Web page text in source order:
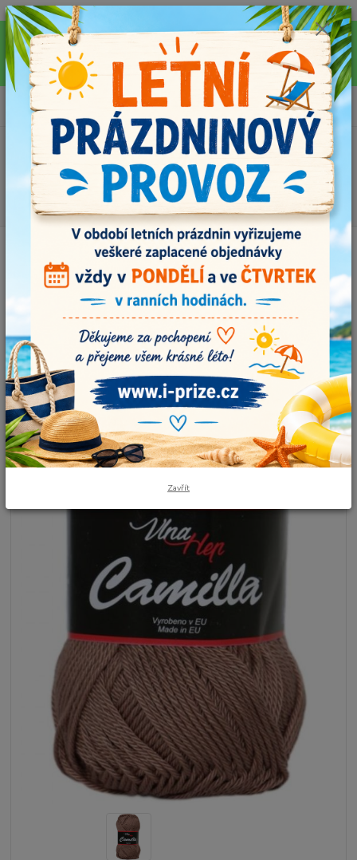
Pro rychlejší vyřízení Vašich dotazů, využijte během letních prázdnin náš
email info@i-prize.cz. Děkujeme. !!! POZOR ZMĚNA !!! V PONDĚLÍ 10.8.
NEVYŘIZUJEME ŽÁDNÉ OBJEDNÁVKY, ODESÍLAT BUDEME V ÚTERÝ
11.8. DĚKUJEME ZA POCHOPENÍ!
Menu
Hledat
+420704179566 0ks
za0,00 Kč
Camilla 8223, hnědošedá
Camilla 8223, hnědošedá
Zavřít